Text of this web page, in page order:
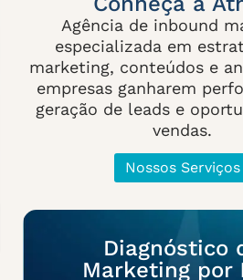
Agência de inbound
especializada em
marketing, conteúdos e
empresas ganharem
geração de leads e
vendas.
Nossos Serviços
Diagnóstico
Marketing por